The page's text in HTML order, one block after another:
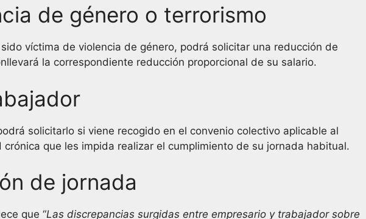
de género o terrorismo
víctima de violencia de género, podrá solicitar una reducción de
la correspondiente reducción proporcional de su salario.
solicitarlo si viene recogido en el convenio colectivo aplicable al
que les impida realizar el cumplimiento de su jornada habitual.
de jornada
que “Las discrepancias surgidas entre empresario y trabajador sobre